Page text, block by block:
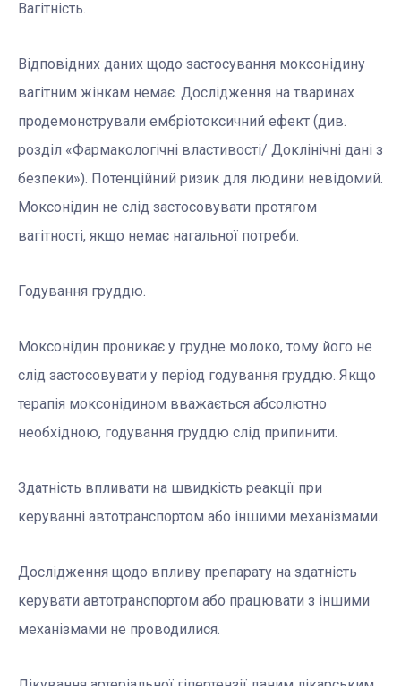
Вагітність.
Відповідних даних щодо застосування моксонідину
вагітним жінкам немає. Дослідження на тваринах
продемонстрували ембріотоксичний ефект (див.
розділ «Фармакологічні властивості/ Доклінічні дані з
безпеки»). Потенційний ризик для людини невідомий.
Моксонідин не слід застосовувати протягом
вагітності, якщо немає нагальної потреби.
Годування груддю.
Моксонідин проникає у грудне молоко, тому його не
слід застосовувати у період годування груддю. Якщо
терапія моксонідином вважається абсолютно
необхідною, годування груддю слід припинити.
Здатність впливати на швидкість реакції при
керуванні автотранспортом або іншими механізмами.
Дослідження щодо впливу препарату на здатність
керувати автотранспортом або працювати з іншими
механізмами не проводилися.